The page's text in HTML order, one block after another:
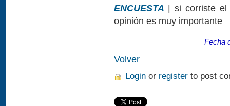
ENCUESTA | si corriste el
opinión es muy importante
Fecha
Volver
Login or register to post